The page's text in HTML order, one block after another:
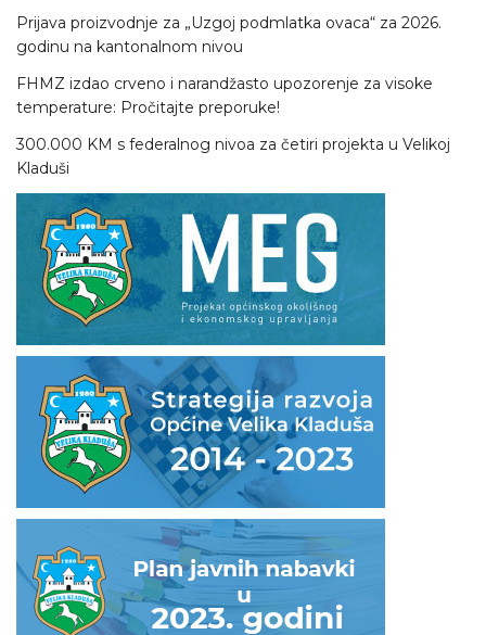
Prijava proizvodnje za „Uzgoj podmlatka ovaca“ za 2026.
godinu na kantonalnom nivou
FHMZ izdao crveno i narandžasto upozorenje za visoke
temperature: Pročitajte preporuke!
300.000 KM s federalnog nivoa za četiri projekta u Velikoj
Kladuši